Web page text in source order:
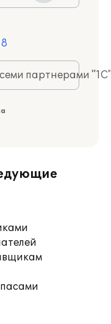
партнерами